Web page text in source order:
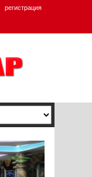
регистрация